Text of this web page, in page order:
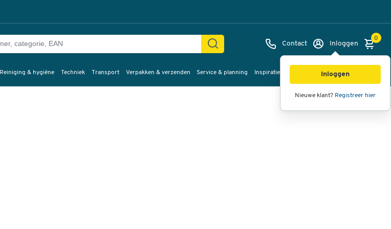
Contact Inloggen
Inloggen
Nieuwe klant? Registreer hier
0
Reiniging & hygiëne Techniek Transport Verpakken & verzenden Service & planning Inspiratie
Afbeeldingen Video's
360°
weergave